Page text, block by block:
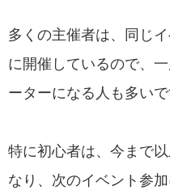
多くの主催者は、同じ
に開催しているので、
ーターになる人も多いで
特に初心者は、今まで
なり、次のイベント参